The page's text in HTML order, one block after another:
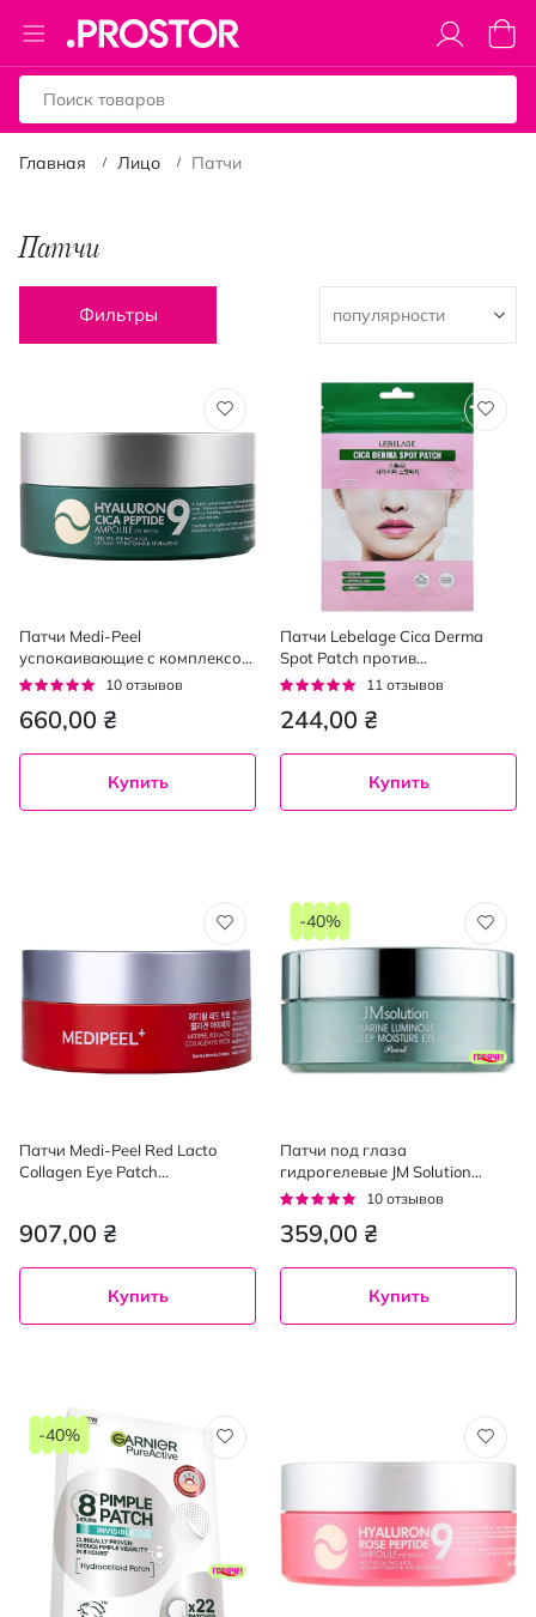
Toggle
Nav
Моя
Главная Лицо Патчи
Патчи
Фильтры
Патчи Medi-Peel
успокаивающие с комплексом
пептидов 60 шт.
Рейтинг:
10 отзывов
660,00 ₴
Купить
Патчи Lebelage Cica Derma
Spot Patch против
несовершенств
экстрактом азиатской
Рейтинг:
11 отзывов
244,00 ₴
Купить
Патчи Medi-Peel Red Lacto
Collagen Eye Patch
907,00 ₴
Купить
Патчи под глаза
гидрогелевые JM Solution
Marine Luminous Pearl с
шт.
Рейтинг:
10 отзывов
359,00 ₴
-40%
Купить
-40%